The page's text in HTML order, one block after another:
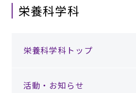
栄養科学科
栄養科学科トップ
活動・お知らせ